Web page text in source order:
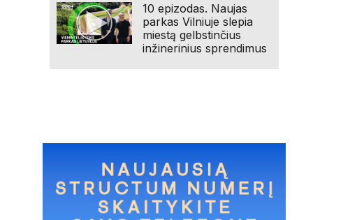
10 epizodas. Naujas
parkas Vilniuje slepia
miestą gelbstinčius
inžinerinius sprendimus